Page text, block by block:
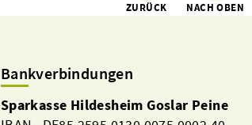
ZURÜCK NACH OBEN
Bankverbindungen
Sparkasse Hildesheim Goslar Peine